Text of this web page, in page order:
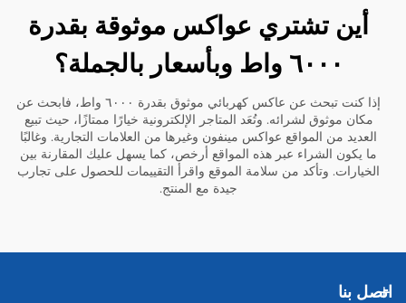
أين تشتري عواكس موثوقة بقدرة
٦٠٠٠ واط وبأسعار بالجملة؟
إذا كنت تبحث عن عاكس كهربائي موثوق بقدرة ٦٠٠٠ واط، فابحث عن
مكان موثوق لشرائه. وتُعَد المتاجر الإلكترونية خيارًا ممتازًا، حيث تبيع
العديد من المواقع عواكس مينفون وغيرها من العلامات التجارية. وغالبًا
ما يكون الشراء عبر هذه المواقع أرخص، كما يسهل عليك المقارنة بين
الخيارات. وتأكد من سلامة الموقع واقرأ التقييمات للحصول على تجارب
جيدة مع المنتج.
اتصل بنا